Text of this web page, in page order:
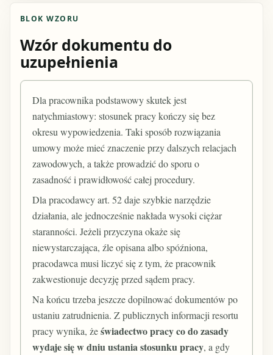
BLOK WZORU
Wzór dokumentu do
uzupełnienia
Dla pracownika podstawowy skutek jest
natychmiastowy: stosunek pracy kończy się bez
okresu wypowiedzenia. Taki sposób rozwiązania
umowy może mieć znaczenie przy dalszych relacjach
zawodowych, a także prowadzić do sporu o
zasadność i prawidłowość całej procedury.
Dla pracodawcy art. 52 daje szybkie narzędzie
działania, ale jednocześnie nakłada wysoki ciężar
staranności. Jeżeli przyczyna okaże się
niewystarczająca, źle opisana albo spóźniona,
pracodawca musi liczyć się z tym, że pracownik
zakwestionuje decyzję przed sądem pracy.
Na końcu trzeba jeszcze dopilnować dokumentów po
ustaniu zatrudnienia. Z publicznych informacji resortu
pracy wynika, żeświadectwo pracy co do zasady
wydaje się w dniu ustania stosunku pracy, a gdy